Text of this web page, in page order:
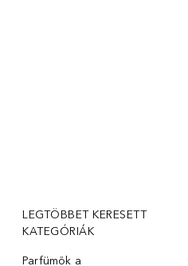
LEGTÖBBET KERESETT
KATEGÓRIÁK
Parfümök ️a